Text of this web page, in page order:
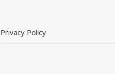
Privacy Policy